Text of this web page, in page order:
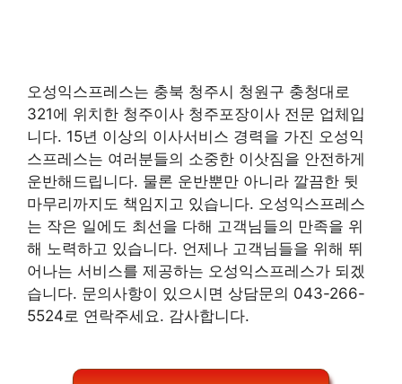
오성익스프레스는 충북 청주시 청원구 충청대로
321에 위치한 청주이사 청주포장이사 전문 업체입
니다. 15년 이상의 이사서비스 경력을 가진 오성익
스프레스는 여러분들의 소중한 이삿짐을 안전하게
운반해드립니다. 물론 운반뿐만 아니라 깔끔한 뒷
마무리까지도 책임지고 있습니다. 오성익스프레스
는 작은 일에도 최선을 다해 고객님들의 만족을 위
해 노력하고 있습니다. 언제나 고객님들을 위해 뛰
어나는 서비스를 제공하는 오성익스프레스가 되겠
습니다. 문의사항이 있으시면 상담문의 043-266-
5524로 연락주세요. 감사합니다.